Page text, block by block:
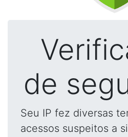
de
Seu IP fez diversas
acessos suspeitos a